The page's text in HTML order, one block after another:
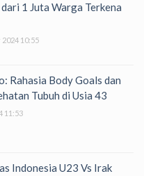
1 Juta Warga Terkena
10:55
Rahasia Body Goals dan
Tubuh di Usia 43
11:53
Indonesia U23 Vs Irak